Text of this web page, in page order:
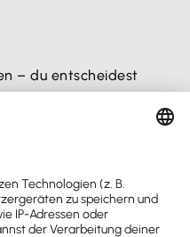
– du entscheidest
mehrfacher